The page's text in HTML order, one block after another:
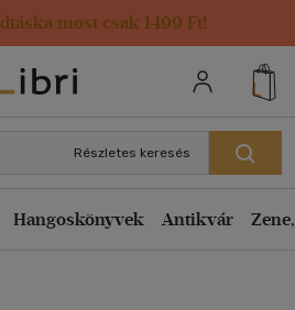
most csak 1499 Ft!
adatai
Részletes keresés
Hangoskönyvek Antikvár